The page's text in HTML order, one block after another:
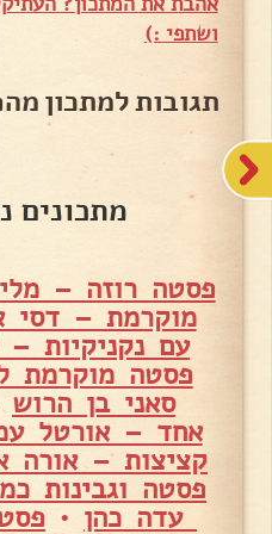
ושתפי :)
תגובות למתכון
מתכונים
פסטה רוזה –
מוקרמת – דסי
עם נקניקיות –
פסטה מוקרמת
סאני בן הרוש
אחד – אורטל
קציצות – אורה
פסטה וגבינות
עדה כהן •